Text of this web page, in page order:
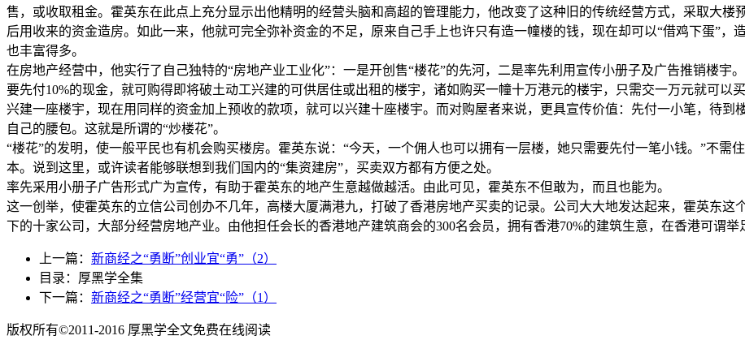
售，或收取租金。霍英东在此点上充分显示出他精明的经营头脑和高超的管理能力，他改变了这种旧的传统经营方式，采取大
后用收来的资金造房。如此一来，他就可完全弥补资金的不足，原来自己手上也许只有造一幢楼的钱，现在却可以“借鸡下蛋”
也丰富得多。
在房地产经营中，他实行了自己独特的“房地产业工业化”：一是开创售“楼花”的先河，二是率先利用宣传小册子及广告推销楼宇
要先付10%的现金，就可购得即将破土动工兴建的可供居住或出租的楼宇，诸如购买一幢十万港元的楼宇，只需交一万元就可以
兴建一座楼宇，现在用同样的资金加上预收的款项，就可以兴建十座楼宇。而对购屋者来说，更具宣传价值：先付一小笔，待
自己的腰包。这就是所谓的“炒楼花”。
“楼花”的发明，使一般平民也有机会购买楼房。霍英东说：“今天，一个佣人也可以拥有一层楼，她只需要先付一笔小钱。”不需
本。说到这里，或许读者能够联想到我们国内的“集资建房”，买卖双方都有方便之处。
率先采用小册子广告形式广为宣传，有助于霍英东的地产生意越做越活。由此可见，霍英东不但敢为，而且也能为。
这一创举，使霍英东的立信公司创办不几年，高楼大厦满港九，打破了香港房地产买卖的记录。公司大大地发达起来，霍英东这
下的十家公司，大部分经营房地产业。由他担任会长的香港地产建筑商会的300名会员，拥有香港70%的建筑生意，在香港可谓举
上一篇： 新商经之“勇断”创业宜“勇”（2）
目录：厚黑学全集
下一篇： 新商经之“勇断”经营宜“险”（1）
版权所有©2011-2016 厚黑学全文免费在线阅读